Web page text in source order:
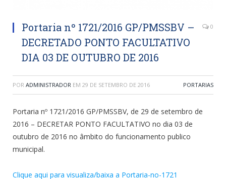
Portaria nº 1721/2016 GP/PMSSBV –
DECRETADO PONTO FACULTATIVO
DIA 03 DE OUTUBRO DE 2016
0
POR ADMINISTRADOR EM 29 DE SETEMBRO DE 2016 PORTARIAS
Portaria nº 1721/2016 GP/PMSSBV, de 29 de setembro de
2016 – DECRETAR PONTO FACULTATIVO no dia 03 de
outubro de 2016 no âmbito do funcionamento publico
municipal.
Clique aqui para visualiza/baixa a Portaria-no-1721